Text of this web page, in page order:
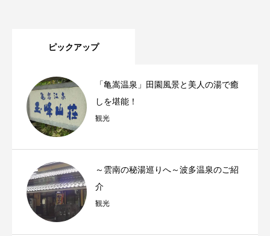
ピックアップ
「亀嵩温泉」田園風景と美人の湯で癒
しを堪能！
観光
～雲南の秘湯巡りへ～波多温泉のご紹
介
観光